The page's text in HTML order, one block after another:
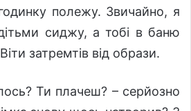
полежу. Звичайно, я
сиджу, а тобі в баню
затремтів від образи.
Ти плачеш? – серйозно